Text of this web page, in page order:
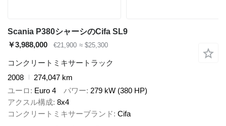
Scania P380シャーシのCifa SL9
￥3,988,000
€21,900 ≈ $25,300
コンクリートミキサートラック
2008
274,047 km
ユーロ
Euro 4 パワー 279 kW (380 HP)
アクスル構成 8x4
コンクリートミキサーブランド Cifa